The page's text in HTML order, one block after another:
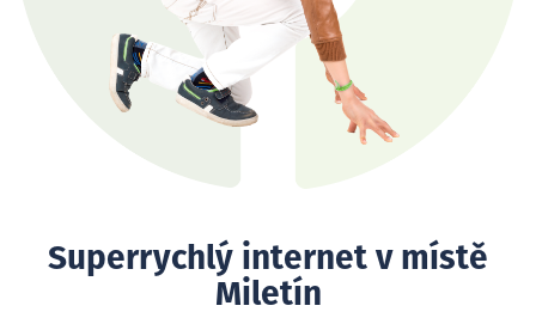
Superrychlý internet v místě
Miletín